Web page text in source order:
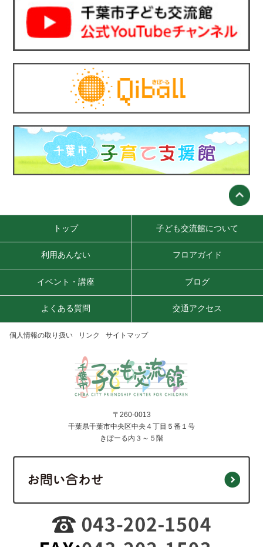
トップ 子ども交流館について
利用あんない フロアガイド
イベント・講座 ブログ
よくある質問 交通アクセス
個人情報の取り扱い リンク サイトマップ
〒260-0013
千葉県千葉市中央区中央４丁目５番１号
きぼーる内３～５階